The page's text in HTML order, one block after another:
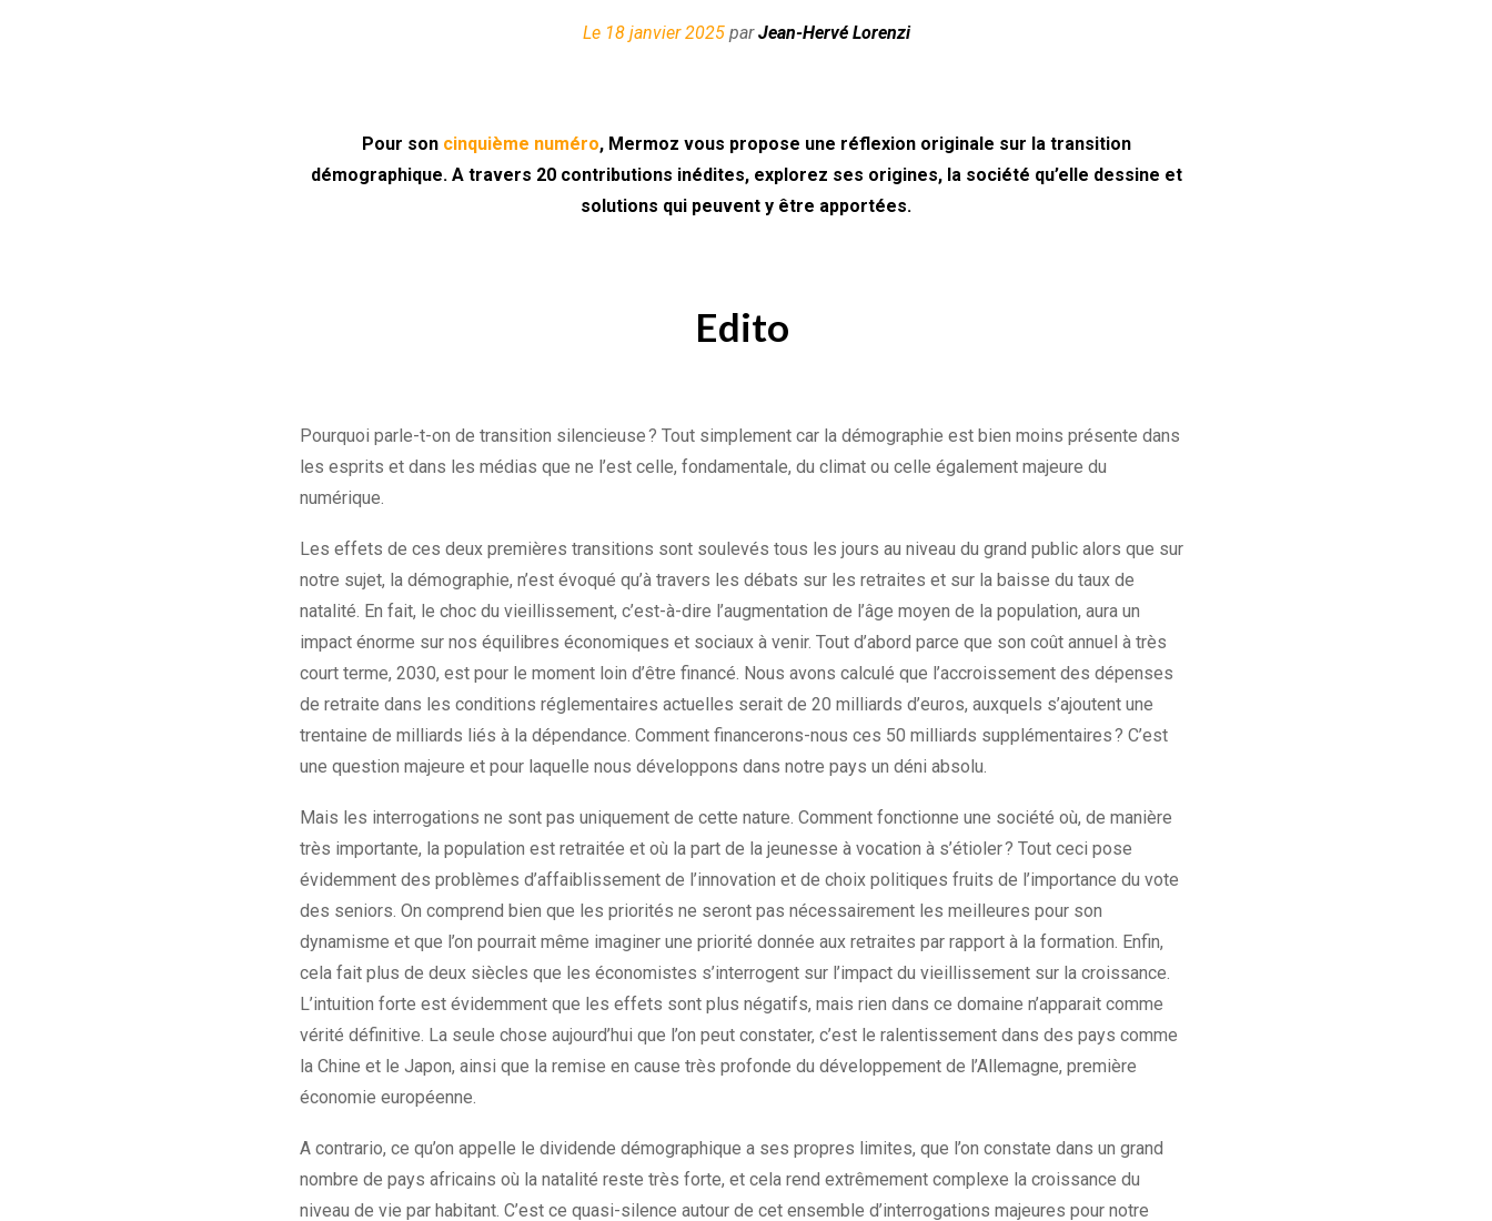
Le 18 janvier 2025parJean-Hervé Lorenzi
Pour son cinquième numéro, Mermoz vous propose une réflexion originale sur la transition
démographique. A travers 20 contributions inédites, explorez ses origines, la société qu’elle dessine et
solutions qui peuvent y être apportées.
Edito
Pourquoi parle-t-on de transition silencieuse ? Tout simplement car la démographie est bien moins présente dans
les esprits et dans les médias que ne l’est celle, fondamentale, du climat ou celle également majeure du
numérique.
Les effets de ces deux premières transitions sont soulevés tous les jours au niveau du grand public alors que sur
notre sujet, la démographie, n’est évoqué qu’à travers les débats sur les retraites et sur la baisse du taux de
natalité. En fait, le choc du vieillissement, c’est-à-dire l’augmentation de l’âge moyen de la population, aura un
impact énorme sur nos équilibres économiques et sociaux à venir. Tout d’abord parce que son coût annuel à très
court terme, 2030, est pour le moment loin d’être financé. Nous avons calculé que l’accroissement des dépenses
de retraite dans les conditions réglementaires actuelles serait de 20 milliards d’euros, auxquels s’ajoutent une
trentaine de milliards liés à la dépendance. Comment financerons-nous ces 50 milliards supplémentaires ? C’est
une question majeure et pour laquelle nous développons dans notre pays un déni absolu.
Mais les interrogations ne sont pas uniquement de cette nature. Comment fonctionne une société où, de manière
très importante, la population est retraitée et où la part de la jeunesse à vocation à s’étioler ? Tout ceci pose
évidemment des problèmes d’affaiblissement de l’innovation et de choix politiques fruits de l’importance du vote
des seniors. On comprend bien que les priorités ne seront pas nécessairement les meilleures pour son
dynamisme et que l’on pourrait même imaginer une priorité donnée aux retraites par rapport à la formation. Enfin,
cela fait plus de deux siècles que les économistes s’interrogent sur l’impact du vieillissement sur la croissance.
L’intuition forte est évidemment que les effets sont plus négatifs, mais rien dans ce domaine n’apparait comme
vérité définitive. La seule chose aujourd’hui que l’on peut constater, c’est le ralentissement dans des pays comme
la Chine et le Japon, ainsi que la remise en cause très profonde du développement de l’Allemagne, première
économie européenne.
A contrario, ce qu’on appelle le dividende démographique a ses propres limites, que l’on constate dans un grand
nombre de pays africains où la natalité reste très forte, et cela rend extrêmement complexe la croissance du
niveau de vie par habitant. C’est ce quasi-silence autour de cet ensemble d’interrogations majeures pour notre